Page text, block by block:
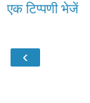
एक टिप्पणी भेजें
‹